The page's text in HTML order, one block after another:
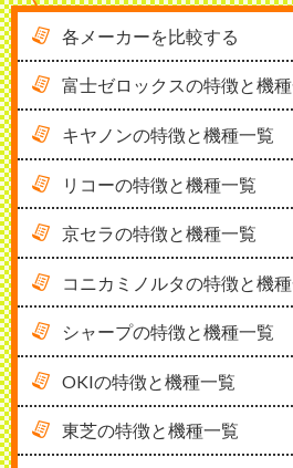
各メーカーを比較する
富士ゼロックスの特徴と機
キヤノンの特徴と機種一覧
リコーの特徴と機種一覧
京セラの特徴と機種一覧
コニカミノルタの特徴と機
シャープの特徴と機種一覧
OKIの特徴と機種一覧
東芝の特徴と機種一覧